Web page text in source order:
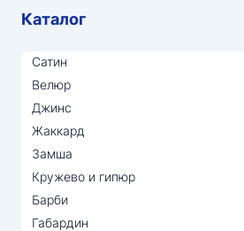
Каталог
Сатин
Велюр
Джинс
Жаккард
Замша
Кружево и гипюр
Барби
Габардин